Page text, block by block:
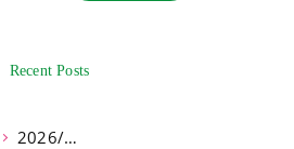
Recent Posts
2026/07/03